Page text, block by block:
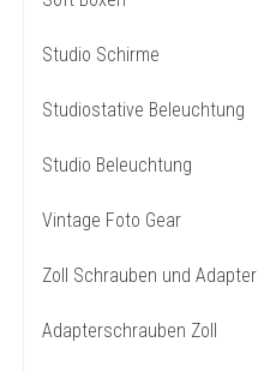
Studio Schirme
Studiostative Beleuchtung
Studio Beleuchtung
Vintage Foto Gear
Zoll Schrauben und Adapter
Adapterschrauben Zoll